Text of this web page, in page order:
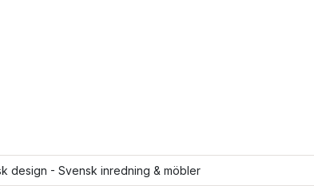
design - Svensk inredning & möbler